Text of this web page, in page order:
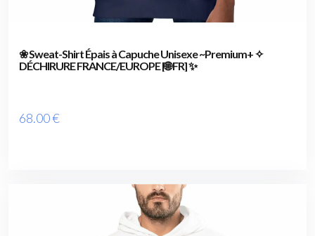
❀ Sweat-Shirt Épais à Capuche Unisexe ~Premium+ ✧
DÉCHIRURE FRANCE/EUROPE [🌐 FR] ✨
68.00€